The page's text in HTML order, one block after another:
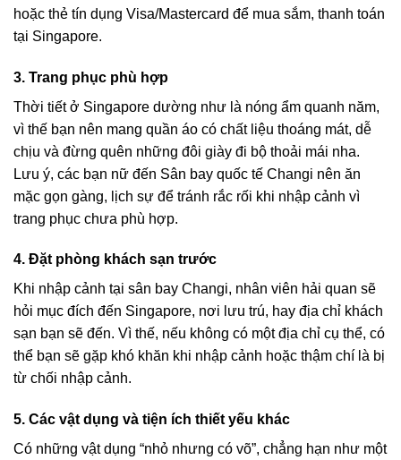
hoặc thẻ tín dụng Visa/Mastercard để mua sắm, thanh toán
tại Singapore.
3. Trang phục phù hợp
Thời tiết ở Singapore dường như là nóng ẩm quanh năm,
vì thế bạn nên mang quần áo có chất liệu thoáng mát, dễ
chịu và đừng quên những đôi giày đi bộ thoải mái nha.
Lưu ý, các bạn nữ đến Sân bay quốc tế Changi nên ăn
mặc gọn gàng, lịch sự để tránh rắc rối khi nhập cảnh vì
trang phục chưa phù hợp.
4. Đặt phòng khách sạn trước
Khi nhập cảnh tại sân bay Changi, nhân viên hải quan sẽ
hỏi mục đích đến Singapore, nơi lưu trú, hay địa chỉ khách
sạn bạn sẽ đến. Vì thế, nếu không có một địa chỉ cụ thể, có
thể bạn sẽ gặp khó khăn khi nhập cảnh hoặc thậm chí là bị
từ chối nhập cảnh.
5. Các vật dụng và tiện ích thiết yếu khác
Có những vật dụng “nhỏ nhưng có võ”, chẳng hạn như một